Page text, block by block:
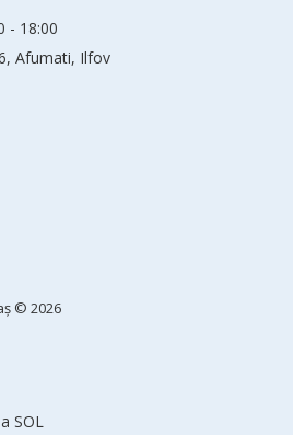
- 18:00
Afumati, Ilfov
© 2026